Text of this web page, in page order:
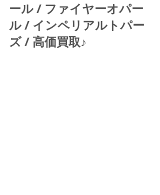
ール / ファイヤーオパー
ル / インペリアルトパー
ズ / 高価買取♪